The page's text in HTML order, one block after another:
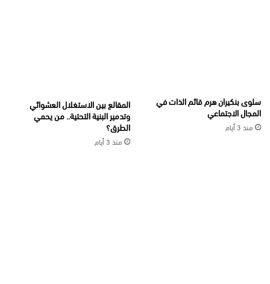
سلوى بنكيران هرم قائم الذات في
المجال الاجتماعي
منذ 3 أيام
المقالع بين الاستغلال العشوائي
وتدمير البنية التحتية.. من يحمي
الطرق؟
منذ 3 أيام